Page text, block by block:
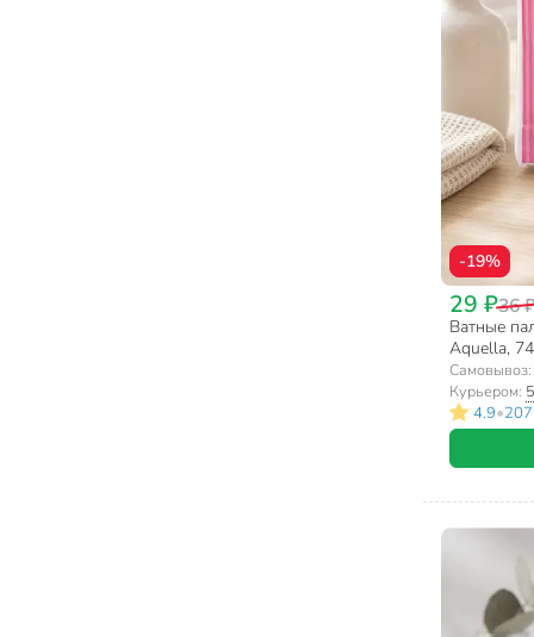
-19%
29 ₽36 ₽
Ватные
Aquella,
Самовывоз:
Курьером:
4.9•